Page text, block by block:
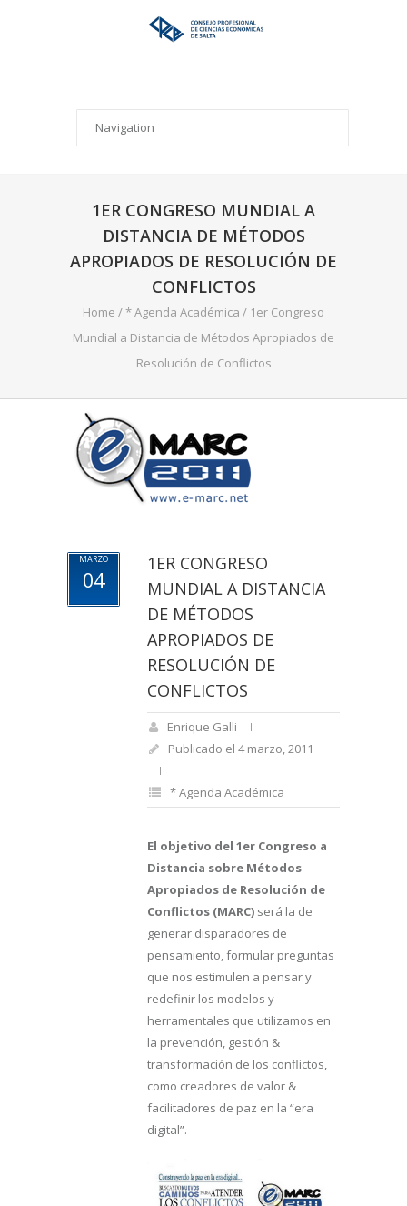
1ER CONGRESO MUNDIAL A
DISTANCIA DE MÉTODOS
APROPIADOS DE RESOLUCIÓN DE
CONFLICTOS
Home /* Agenda Académica / 1er Congreso
Mundial a Distancia de Métodos Apropiados de
Resolución de Conflictos
MARZO
04
1ER CONGRESO
MUNDIAL A DISTANCIA
DE MÉTODOS
APROPIADOS DE
RESOLUCIÓN DE
CONFLICTOS
Enrique Galli
Publicado el 4 marzo, 2011
* Agenda Académica
El objetivo del 1er Congreso a
Distancia sobre Métodos
Apropiados de Resolución de
Conflictos (MARC) será la de
generar disparadores de
pensamiento, formular preguntas
que nos estimulen a pensar y
redefinir los modelos y
herramentales que utilizamos en
la prevención, gestión &
transformación de los conflictos,
como creadores de valor &
facilitadores de paz en la “era
digital”.